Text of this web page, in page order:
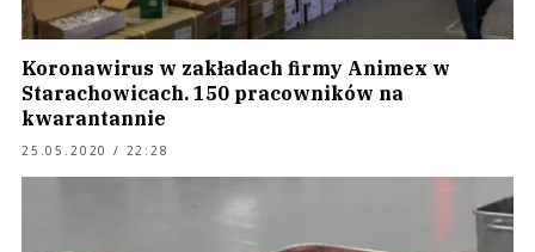
Koronawirus w zakładach firmy Animex w
Starachowicach. 150 pracowników na
kwarantannie
25.05.2020 / 22:28